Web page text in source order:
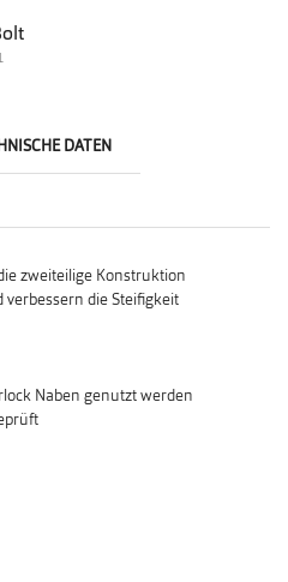
DATEN
zweiteilige Konstruktion
die Steifigkeit
Naben genutzt werden